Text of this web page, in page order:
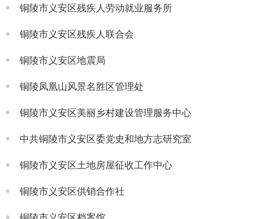
铜陵市义安区残疾人劳动就业服务所
铜陵市义安区残疾人联合会
铜陵市义安区地震局
铜陵凤凰山风景名胜区管理处
铜陵市义安区美丽乡村建设管理服务中心
中共铜陵市义安区委党史和地方志研究室
铜陵市义安区土地房屋征收工作中心
铜陵市义安区供销合作社